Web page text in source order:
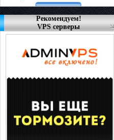
Рекомендуем!
VPS серверы